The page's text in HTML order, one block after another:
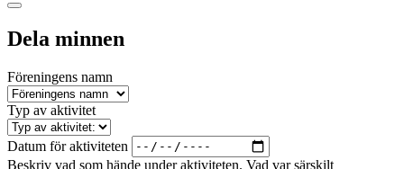
Dela minnen
Föreningens namn
Typ av aktivitet
Datum för aktiviteten
Beskriv vad som hände under aktiviteten. Vad var särskilt